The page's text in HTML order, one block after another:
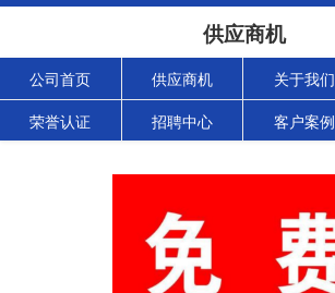
供应商机
公司首页 供应商机 关于我们
荣誉认证 招聘中心 客户案例